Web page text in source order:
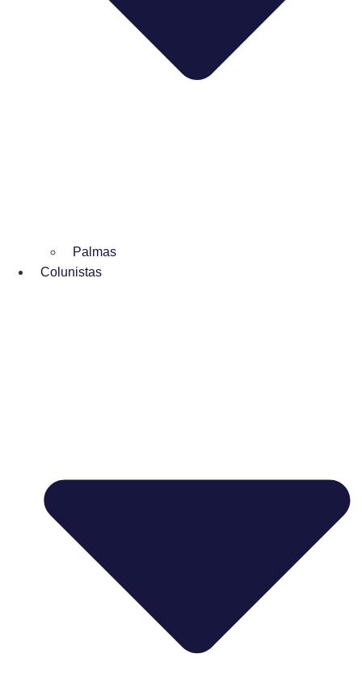
Palmas
Colunistas